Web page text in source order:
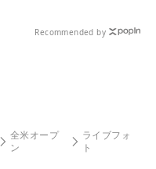
Recommended by
全米オープ
ン
ライブフォ
ト